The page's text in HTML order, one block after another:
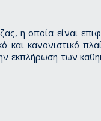
η οποία είναι
κανονιστικό
εκπλήρωση των